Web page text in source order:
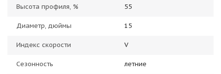
Высота профиля, % 55
Диаметр, дюймы 15
Индекс скорости V
Сезонность летние